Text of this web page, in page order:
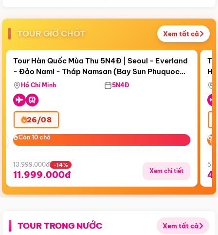
TOUR GIỜ CHÓT Xem tất cả
Còn18 ngày 15:49:30
Bay Sun Phuquoc Airways
Điểm nổi bật
Tour Hàn Quốc Mùa Thu 5N4Đ | Seoul - Everland
- Đảo Nami - Tháp Namsan (Bay Sun Phuquoc
Airways)
Hồ Chí Minh 5N4Đ
26/08
Còn 10 chỗ
Còn 10 chỗ
13.999.000đ -14%
11.999.000đ Xem chi tiết
TOUR TRONG NƯỚC Xem tất cả
Điểm nổi bật